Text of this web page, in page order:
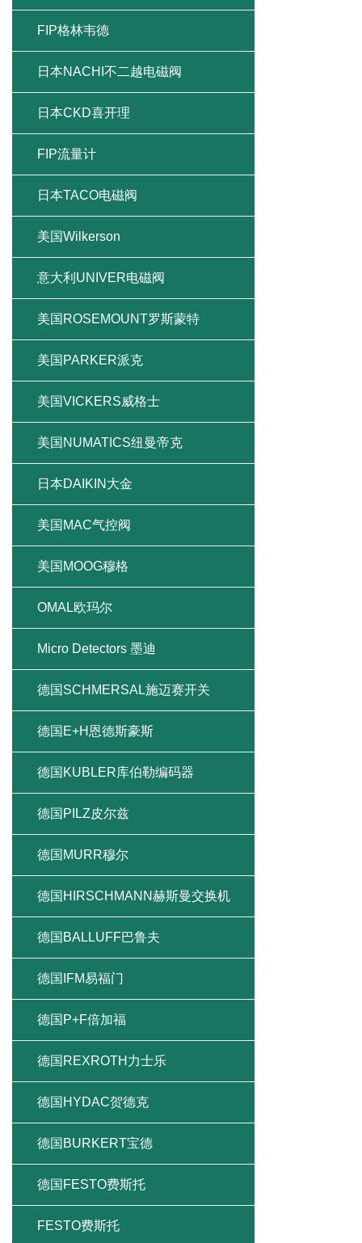
FIP格林韦德
日本NACHI不二越电磁阀
日本CKD喜开理
FIP流量计
日本TACO电磁阀
美国Wilkerson
意大利UNIVER电磁阀
美国ROSEMOUNT罗斯蒙特
美国PARKER派克
美国VICKERS威格士
美国NUMATICS纽曼帝克
日本DAIKIN大金
美国MAC气控阀
美国MOOG穆格
OMAL欧玛尔
Micro Detectors 墨迪
德国SCHMERSAL施迈赛开关
德国E+H恩德斯豪斯
德国KUBLER库伯勒编码器
德国PILZ皮尔兹
德国MURR穆尔
德国HIRSCHMANN赫斯曼交换机
德国BALLUFF巴鲁夫
德国IFM易福门
德国P+F倍加福
德国REXROTH力士乐
德国HYDAC贺德克
德国BURKERT宝德
德国FESTO费斯托
FESTO费斯托